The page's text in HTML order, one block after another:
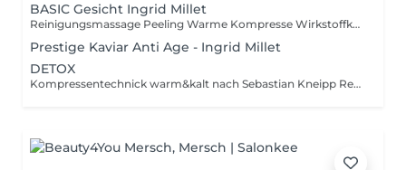
BASIC Gesicht Ingrid Millet
Reinigungsmassage Peeling Warme Kompresse Wirkstoffkonzentrat Maske Abschlusspflege
Prestige Kaviar Anti Age - Ingrid Millet
DETOX
Kompressentechnick warm&kalt nach Sebastian Kneipp Reinigungsmassage Sanftes Peeling Enzym- oder Fruchtpeeling Warme Kompresse Gesichtsformende Detox Massage 24K Gold Maske Abschlusspflege